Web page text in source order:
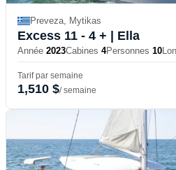
Preveza, Mytikas
Excess 11 - 4 + | Ella
Année 2023Cabines 4Personnes 10
Tarif par semaine
1,510 $/ semaine